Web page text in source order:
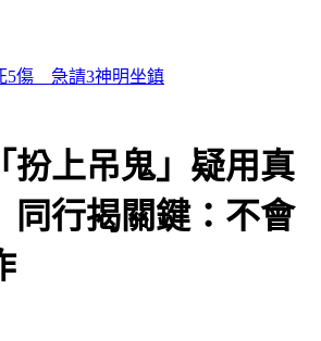
網替「她」心疼：很不舒服
扮上吊鬼」疑用真
行揭關鍵：不會